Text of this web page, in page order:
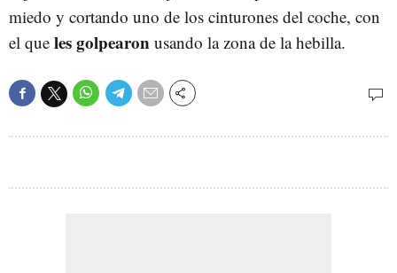
miedo y cortando uno de los cinturones del coche, con
el que les golpearon usando la zona de la hebilla.